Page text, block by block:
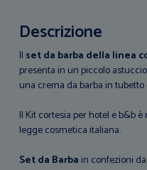
Descrizione
Il set da barba della linea
presenta in un piccolo
una crema da barba in tubetto
Il Kit cortesia per hotel e b&b
legge cosmetica italiana.
Set da Barba in confezioni